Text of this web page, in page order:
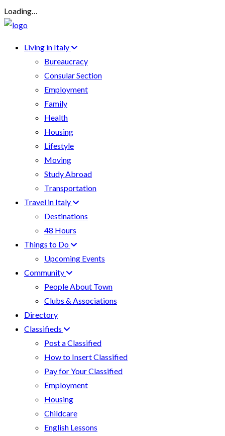
Loading…
Living in Italy
Bureaucracy
Consular Section
Employment
Family
Health
Housing
Lifestyle
Moving
Study Abroad
Transportation
Travel in Italy
Destinations
48 Hours
Things to Do
Upcoming Events
Community
People About Town
Clubs & Associations
Directory
Classifieds
Post a Classified
How to Insert Classified
Pay for Your Classified
Employment
Housing
Childcare
English Lessons